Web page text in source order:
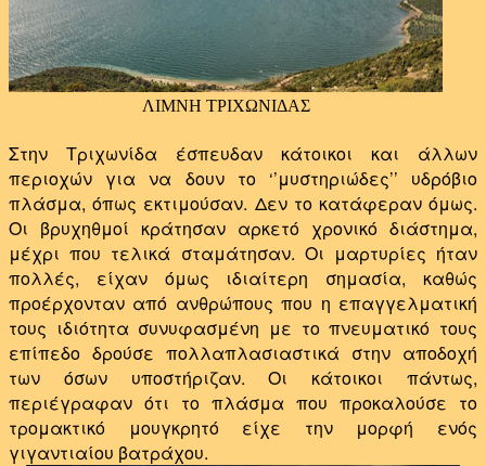
ΛΙΜΝΗ ΤΡΙΧΩΝΙΔΑΣ
Στην Τριχωνίδα έσπευδαν κάτοικοι και άλλων
περιοχών για να δουν το ‘’μυστηριώδες’’ υδρόβιο
πλάσμα, όπως εκτιμούσαν. Δεν το κατάφεραν όμως.
Οι βρυχηθμοί κράτησαν αρκετό χρονικό διάστημα,
μέχρι που τελικά σταμάτησαν. Οι μαρτυρίες ήταν
πολλές, είχαν όμως ιδιαίτερη σημασία, καθώς
προέρχονταν από ανθρώπους που η επαγγελματική
τους ιδιότητα συνυφασμένη με το πνευματικό τους
επίπεδο δρούσε πολλαπλασιαστικά στην αποδοχή
των όσων υποστήριζαν. Οι κάτοικοι πάντως,
περιέγραφαν ότι το πλάσμα που προκαλούσε το
τρομακτικό μουγκρητό είχε την μορφή ενός
γιγαντιαίου βατράχου.